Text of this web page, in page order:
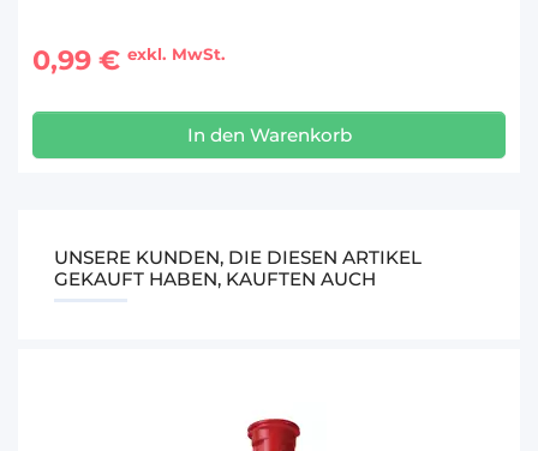
0,99 € exkl. MwSt.
In den Warenkorb
UNSERE KUNDEN, DIE DIESEN ARTIKEL
GEKAUFT HABEN, KAUFTEN AUCH